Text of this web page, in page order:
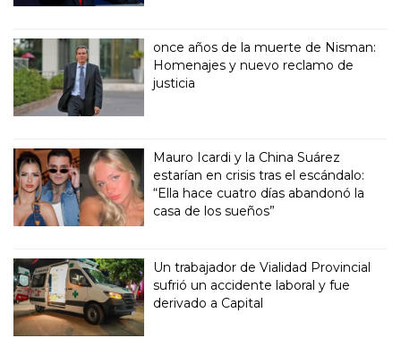
once años de la muerte de Nisman:
Homenajes y nuevo reclamo de
justicia
Mauro Icardi y la China Suárez
estarían en crisis tras el escándalo:
“Ella hace cuatro días abandonó la
casa de los sueños”
Un trabajador de Vialidad Provincial
sufrió un accidente laboral y fue
derivado a Capital